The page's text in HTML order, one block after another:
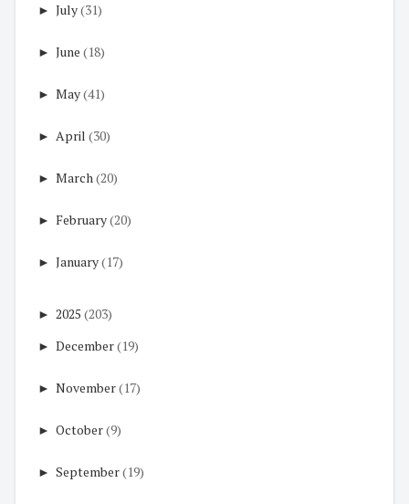
► July(31)
► June (18)
► May(41)
► April (30)
► March(20)
► February(20)
► January(17)
► 2025 (203)
► December(19)
► November(17)
► October(9)
► September(19)